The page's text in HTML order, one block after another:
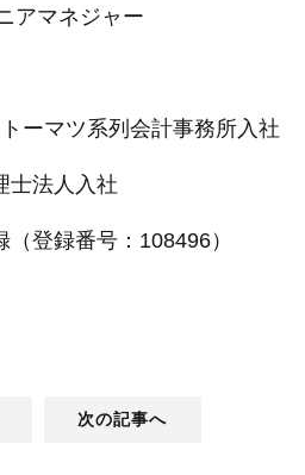
アマネジャー
ーマツ系列会計事務所入社
士法人入社
登録番号：108496）
次の記事へ